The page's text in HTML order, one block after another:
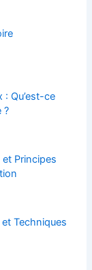
Qu’est-ce
?
et Principes
Techniques